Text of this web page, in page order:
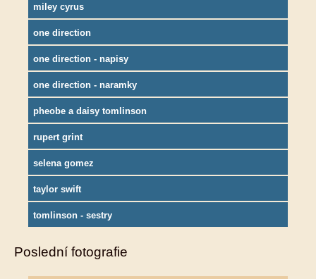
miley cyrus
one direction
one direction - napisy
one direction - naramky
pheobe a daisy tomlinson
rupert grint
selena gomez
taylor swift
tomlinson - sestry
Poslední fotografie